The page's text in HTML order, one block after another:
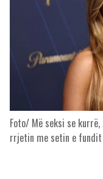
Foto/ Më seksi se
rrjetin me setin e fundit